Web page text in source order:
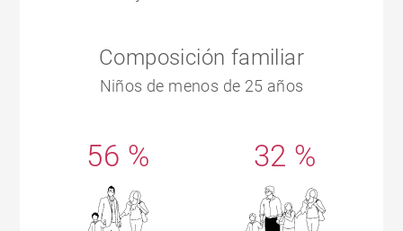
Composición familiar
Niños de menos de 25 años
56 % 32 %